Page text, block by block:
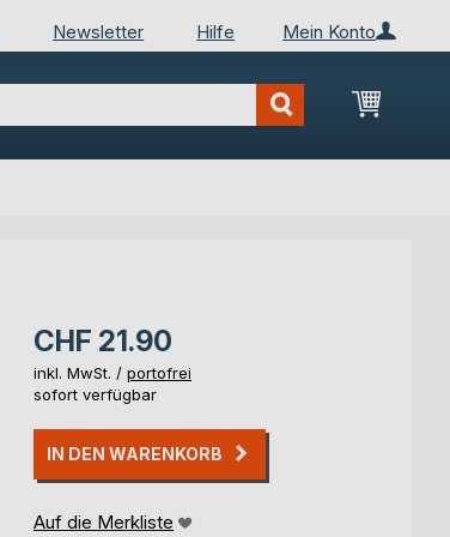
Mein Konto
Newsletter Hilfe
Mein
CHF 21.90
inkl. MwSt. / portofrei
sofort verfügbar
IN DEN WARENKORB
Auf die Merkliste